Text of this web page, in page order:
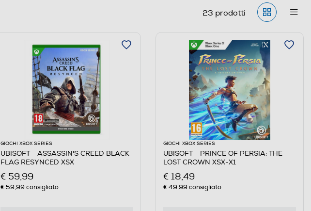
23 prodotti
GIOCHI XBOX SERIES
UBISOFT - ASSASSIN'S CREED BLACK
FLAG RESYNCED XSX
€ 59,99
€ 59,99 consigliato
GIOCHI XBOX SERIES
UBISOFT - PRINCE OF PERSIA: THE
LOST CROWN XSX-X1
€ 18,49
€ 49,99 consigliato